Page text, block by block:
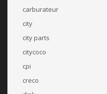
carburateur
city
city parts
citycoco
cpi
creco